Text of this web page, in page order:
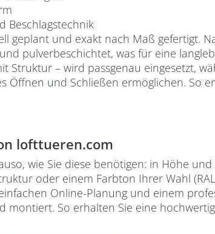
Beschlagstechnik
geplant und exakt nach Maß gefertigt.
pulverbeschichtet, was für eine
Struktur – wird passgenau eingesetzt,
Öffnen und Schließen ermöglichen.
lofttueren.com
wie Sie diese benötigen: in Höhe
oder einem Farbton Ihrer Wahl
Online-Planung und einem
montiert. So erhalten Sie eine